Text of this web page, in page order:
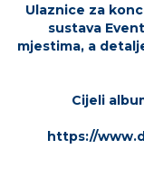
Ulaznice za
sustava
mjestima, a
Cijeli
https://